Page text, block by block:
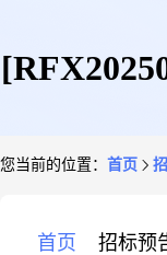
您当前的位置： 首页
首页 招标预